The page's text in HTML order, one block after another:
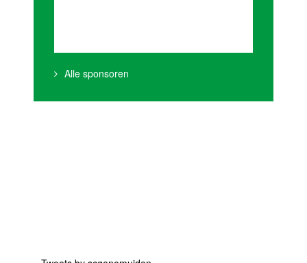
Alle sponsoren